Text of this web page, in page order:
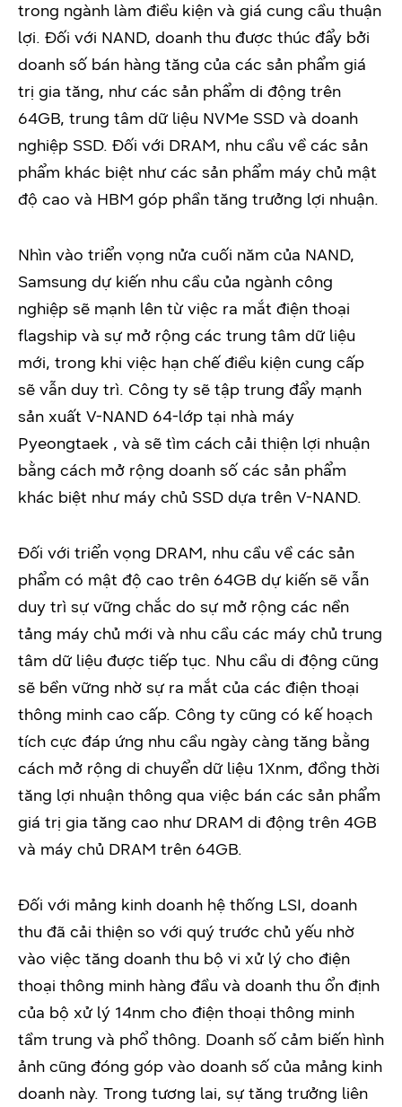
trong ngành làm điều kiện và giá cung cầu thuận
lợi. Đối với NAND, doanh thu được thúc đẩy bởi
doanh số bán hàng tăng của các sản phẩm giá
trị gia tăng, như các sản phẩm di động trên
64GB, trung tâm dữ liệu NVMe SSD và doanh
nghiệp SSD. Đối với DRAM, nhu cầu về các sản
phẩm khác biệt như các sản phẩm máy chủ mật
độ cao và HBM góp phần tăng trưởng lợi nhuận.
Nhìn vào triển vọng nửa cuối năm của NAND,
Samsung dự kiến nhu cầu của ngành công
nghiệp sẽ mạnh lên từ việc ra mắt điện thoại
flagship và sự mở rộng các trung tâm dữ liệu
mới, trong khi việc hạn chế điều kiện cung cấp
sẽ vẫn duy trì. Công ty sẽ tập trung đẩy mạnh
sản xuất V-NAND 64-lớp tại nhà máy
Pyeongtaek , và sẽ tìm cách cải thiện lợi nhuận
bằng cách mở rộng doanh số các sản phẩm
khác biệt như máy chủ SSD dựa trên V-NAND.
Đối với triển vọng DRAM, nhu cầu về các sản
phẩm có mật độ cao trên 64GB dự kiến sẽ vẫn
duy trì sự vững chắc do sự mở rộng các nền
tảng máy chủ mới và nhu cầu các máy chủ trung
tâm dữ liệu được tiếp tục. Nhu cầu di động cũng
sẽ bền vững nhờ sự ra mắt của các điện thoại
thông minh cao cấp. Công ty cũng có kế hoạch
tích cực đáp ứng nhu cầu ngày càng tăng bằng
cách mở rộng di chuyển dữ liệu 1Xnm, đồng thời
tăng lợi nhuận thông qua việc bán các sản phẩm
giá trị gia tăng cao như DRAM di động trên 4GB
và máy chủ DRAM trên 64GB.
Đối với mảng kinh doanh hệ thống LSI, doanh
thu đã cải thiện so với quý trước chủ yếu nhờ
vào việc tăng doanh thu bộ vi xử lý cho điện
thoại thông minh hàng đầu và doanh thu ổn định
của bộ xử lý 14nm cho điện thoại thông minh
tầm trung và phổ thông. Doanh số cảm biến hình
ảnh cũng đóng góp vào doanh số của mảng kinh
doanh này. Trong tương lai, sự tăng trưởng liên